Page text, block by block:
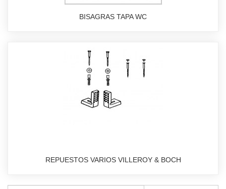
BISAGRAS TAPA WC
REPUESTOS VARIOS VILLEROY & BOCH